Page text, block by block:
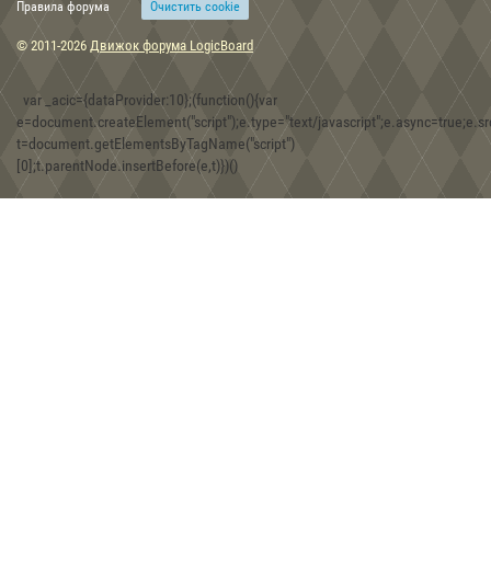
15:48, 30.12.2019
Скифские топоры-скипетры из собрания Музея истории
08:30, 30.12.2019
Игра Forgotten Realms: Demon Stone
Правила форума Очиcтить cookie
© 2011-2026 Движок форума LogicBoard
var _acic={dataProvider:10};(function(){var
e=document.createElement("script");e.type="text/
t=document.getElementsByTagName("script")
[0];t.parentNode.insertBefore(e,t)})()